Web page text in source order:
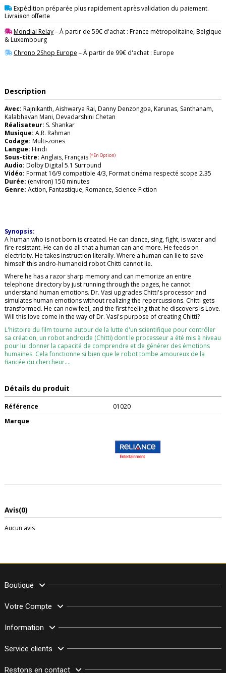
Expédition préparée plus rapidement après validation du paiement.
Livraison offerte
Mondial Relay– À partir de 59€ d'achat : France métropolitaine, Belgique
& Luxembourg
Chrono 2Shop Europe – À partir de 99€ d'achat : Europe
Description
Avec: Rajnikanth, Aishwarya Rai, Danny Denzongpa, Karunas, Santhanam,
Kalabhavan Mani, Devadarshini Chetan
Réalisateur: S. Shankar
Musique: A.R. Rahman
Codage: Multi-zones
Langue: Hindi
Sous-titre: Anglais, Français (*En Option)
Audio: Dolby Digital 5.1 Surround
Vidéo: Format 16/9 compatible 4/3, Format cinéma respecté scope 2.35
Durée: (environ) 150 minutes
Genre: Action, Fantastique, Romance, Science-Fiction
Synopsis:
A human who is not born is created. He can dance, sing, fight, is water and
fire resistant. He can do all that a human can and more. He feeds on
electricity. He takes instruction literally. Where a human can lie to save
himself this andro-humanoid robot Chitti cannot lie.
Where he has a razor sharp memory and can memorize an entire
telephone directory by just running through the pages, he cannot
understand human emotions. Dr. Vasi upgrades Chitti's processor and
simulates human emotions without realizing the repercussions. Chitti gets
transformed. He can now feel, and the first feeling that he discovers is Love.
Will this love come in the way of Dr. Vasi's purpose of creating Chitti?
L'histoire du film tourne autour de la lutte d'un scientifique pour contrôler
sa création, un robot androïde (Chitti) dont le processeur a été mis à niveau
pour lui donner la capacité de comprendre et de générer des émotions
humaines. Cela fonctionne si bien que le robot tombe amoureux de la
fiancée du chercheur....
Détails du produit
Référence
01020
Marque
Avis(0)
Aucun avis
Boutique
Votre Compte
Information
Service clients
Restons en contact